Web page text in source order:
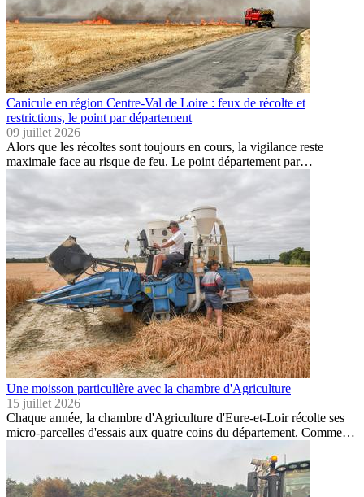
Canicule en région Centre-Val de Loire : feux de récolte et
restrictions, le point par département
09 juillet 2026
Alors que les récoltes sont toujours en cours, la vigilance reste
maximale face au risque de feu. Le point département par…
Une moisson particulière avec la chambre d'Agriculture
15 juillet 2026
Chaque année, la chambre d'Agriculture d'Eure-et-Loir récolte ses
micro-parcelles d'essais aux quatre coins du département. Comme…